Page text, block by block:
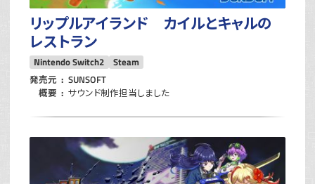
リップルアイランド カイルとキャルの
レストラン
Nintendo Switch2
Steam
発売元
SUNSOFT
概要
サウンド制作担当しました